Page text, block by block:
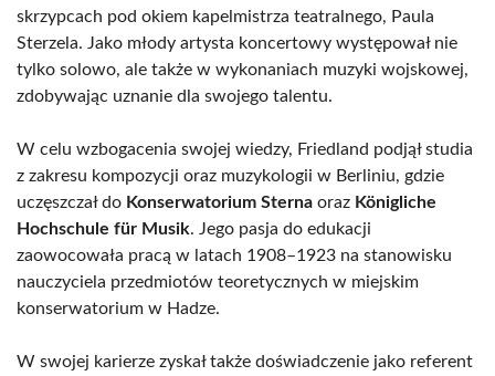
skrzypcach pod okiem kapelmistrza teatralnego, Paula
Sterzela. Jako młody artysta koncertowy występował nie
tylko solowo, ale także w wykonaniach muzyki wojskowej,
zdobywając uznanie dla swojego talentu.
W celu wzbogacenia swojej wiedzy, Friedland podjął studia
z zakresu kompozycji oraz muzykologii w Berliniu, gdzie
uczęszczał do Konserwatorium Sterna oraz Königliche
Hochschule für Musik. Jego pasja do edukacji
zaowocowała pracą w latach 1908–1923 na stanowisku
nauczyciela przedmiotów teoretycznych w miejskim
konserwatorium w Hadze.
W swojej karierze zyskał także doświadczenie jako referent